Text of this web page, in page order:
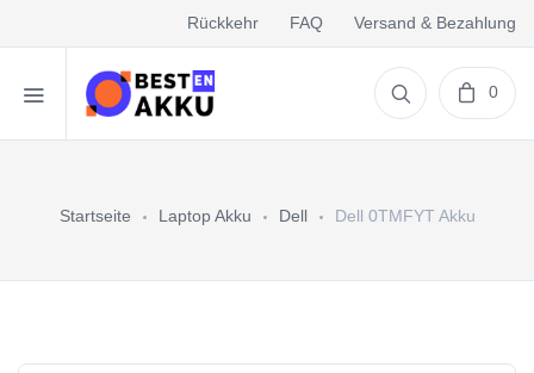
Rückkehr FAQ Versand & Bezahlung
0
Startseite Laptop Akku Dell Dell 0TMFYT Akku